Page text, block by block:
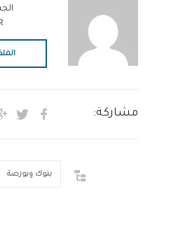
مشاركة:
بنوك وبورصة